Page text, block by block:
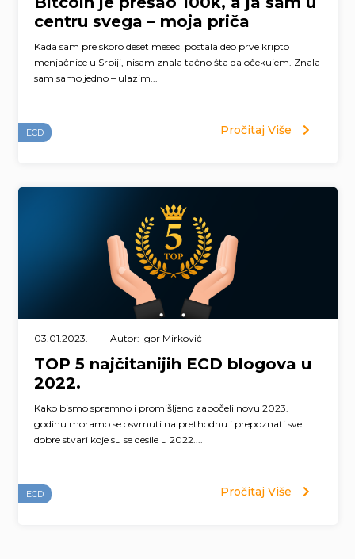
centru svega – moja priča
Kada sam pre skoro deset meseci postala deo prve kripto
menjačnice u Srbiji, nisam znala tačno šta da očekujem. Znala
sam samo jedno – ulazim...
ECD Pročitaj Više
03.01.2023. Autor: Igor Mirković
TOP 5 najčitanijih ECD blogova u
2022.
Kako bismo spremno i promišljeno započeli novu 2023.
godinu moramo se osvrnuti na prethodnu i prepoznati sve
dobre stvari koje su se desile u 2022....
ECD Pročitaj Više